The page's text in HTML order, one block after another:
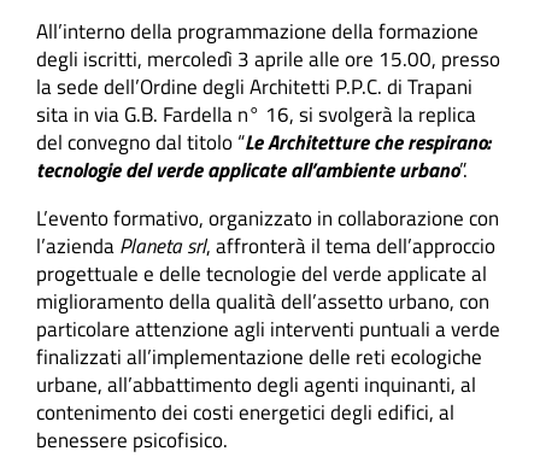
All’interno della programmazione della formazione
degli iscritti, mercoledì 3 aprile alle ore 15.00, presso
la sede dell’Ordine degli Architetti P.P.C. di Trapani
sita in via G.B. Fardella n° 16, si svolgerà la replica
del convegno dal titolo “Le Architetture che respirano:
tecnologie del verde applicate all’ambiente urbano”.
L’evento formativo, organizzato in collaborazione con
l’aziendaPlaneta srl, affronterà il tema dell’approccio
progettuale e delle tecnologie del verde applicate al
miglioramento della qualità dell’assetto urbano, con
particolare attenzione agli interventi puntuali a verde
finalizzati all’implementazione delle reti ecologiche
urbane, all’abbattimento degli agenti inquinanti, al
contenimento dei costi energetici degli edifici, al
benessere psicofisico.